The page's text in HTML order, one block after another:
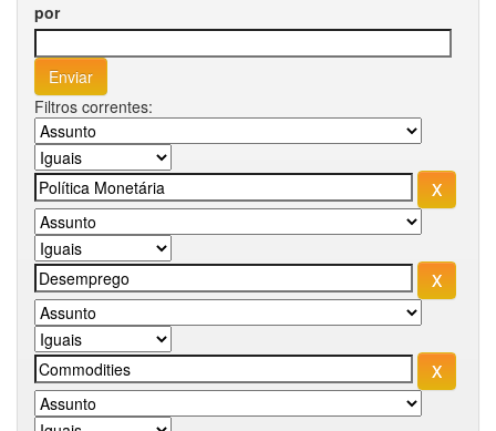
por
Filtros correntes: